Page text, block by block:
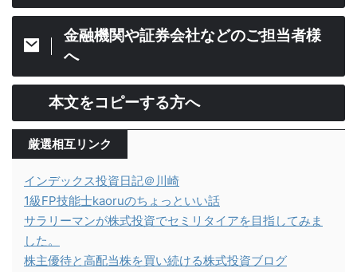
金融機関や証券会社などのご担当者様
へ
本文をコピーする方へ
厳選相互リンク
インデックス投資日記＠川崎
1級FP技能士kaoruのちょっといい話
サラリーマンが株式投資でセミリタイアを目指してみま
した。
株主優待と高配当株を買い続ける株式投資ブログ